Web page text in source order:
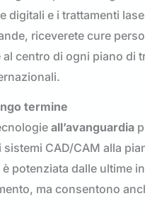
digitali e i trattamenti
riceverete cure
centro di ogni piano di
termine
all’avanguardia
CAD/CAM alla
potenziata dalle ultime
ma consentono